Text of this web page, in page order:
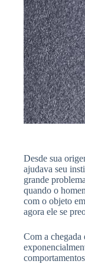
Desde sua
ajudava seu
grande
quando o
com o objeto
agora ele se
Com a chegada